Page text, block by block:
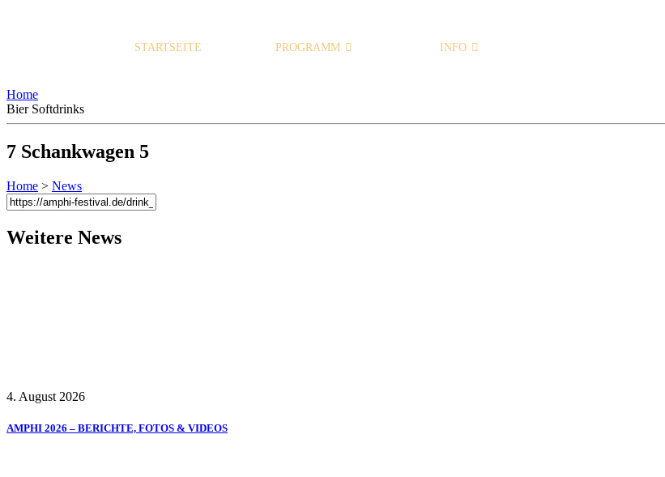
STARTSEITE PROGRAMM INFO
Home
Bier Softdrinks
7 Schankwagen 5
Home > News
Weitere News
4. August 2026
AMPHI 2026 – BERICHTE, FOTOS & VIDEOS